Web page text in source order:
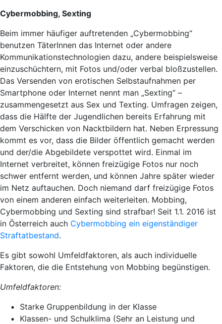
Cybermobbing, Sexting
Beim immer häufiger auftretenden „Cybermobbing“
benutzen TäterInnen das Internet oder andere
Kommunikationstechnologien dazu, andere beispielsweise
einzuschüchtern, mit Fotos und/oder verbal bloßzustellen.
Das Versenden von erotischen Selbstaufnahmen per
Smartphone oder Internet nennt man „Sexting“ –
zusammengesetzt aus Sex und Texting. Umfragen zeigen,
dass die Hälfte der Jugendlichen bereits Erfahrung mit
dem Verschicken von Nacktbildern hat. Neben Erpressung
kommt es vor, dass die Bilder öffentlich gemacht werden
und der/die Abgebildete verspottet wird. Einmal im
Internet verbreitet, können freizügige Fotos nur noch
schwer entfernt werden, und können Jahre später wieder
im Netz auftauchen. Doch niemand darf freizügige Fotos
von einem anderen einfach weiterleiten. Mobbing,
Cybermobbing und Sexting sind strafbar! Seit 1.1. 2016 ist
in Österreich auch Cybermobbing ein eigenständiger
Straftatbestand.
Es gibt sowohl Umfeldfaktoren, als auch individuelle
Faktoren, die die Entstehung von Mobbing begünstigen.
Umfeldfaktoren:
Starke Gruppenbildung in der Klasse
Klassen- und Schulklima (Sehr an Leistung und